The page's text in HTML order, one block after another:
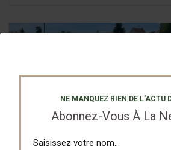
NE MANQUEZ RIEN DE L'ACTU
Abonnez-Vous À La
80 eme anniversaire,